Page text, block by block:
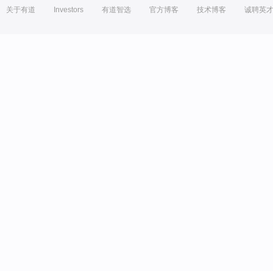
关于有道 Investors 有道智选 官方博客 技术博客 诚聘英才